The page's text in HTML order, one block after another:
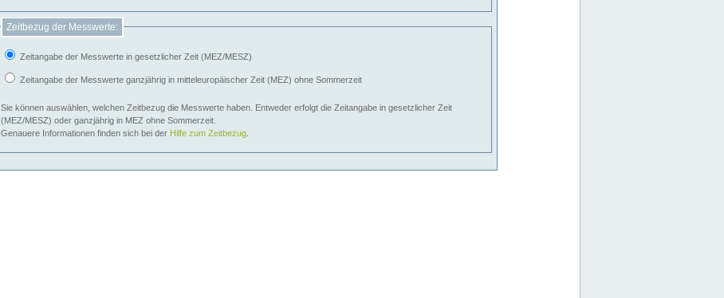
Zeitbezug der Messwerte:
Zeitangabe der Messwerte in gesetzlicher Zeit (MEZ/MESZ)
Zeitangabe der Messwerte ganzjährig in mitteleuropäischer Zeit (MEZ) ohne Sommerzeit
Sie können auswählen, welchen Zeitbezug die Messwerte haben. Entweder erfolgt die Zeitangabe in gesetzlicher Zeit
(MEZ/MESZ) oder ganzjährig in MEZ ohne Sommerzeit.
Genauere Informationen finden sich bei der Hilfe zum Zeitbezug